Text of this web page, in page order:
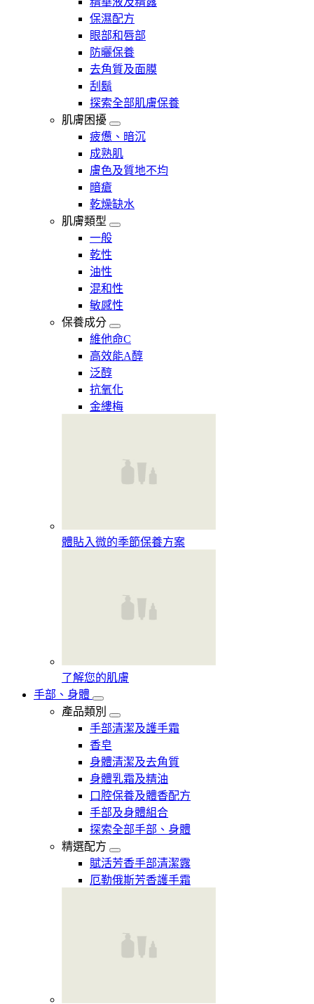
保濕配方
眼部和唇部
防曬保養
去角質及面膜
刮鬍
探索全部肌膚保養
肌膚困擾
疲憊、暗沉
成熟肌
膚色及質地不均
暗瘡​
乾燥缺水
肌膚類型
一般
乾性
油性
混和性
敏感性
保養成分
維他命C
高效能A醇
泛醇
抗氧化
金縷梅
體貼入微的季節保養方案
了解您的肌膚
手部、身體
產品類別
手部清潔及護手霜
香皂
身體清潔及去角質
身體乳霜及精油
口腔保養及體香配方
手部及身體組合
探索全部手部、身體
精選配方
賦活芳香手部清潔露
厄勒俄斯芳香護手霜